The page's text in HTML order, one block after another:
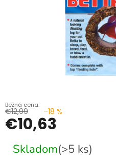
€12,99 –18 %
€10,63
cena:
Skladom(>5 ks)